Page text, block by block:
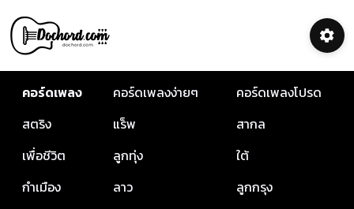
คอร์ดเพลง คอร์ดเพลงง่ายๆ
คอร์ดเพลงโปรด
สตริง
แร็พ
สากล
เพื่อชีวิต
ลูกทุ่ง
ใต้
กำเมือง
ลาว
ลูกกรุง